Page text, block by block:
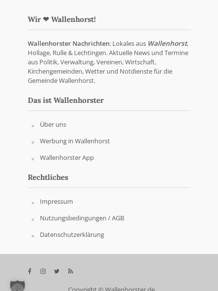
Wir ❤ Wallenhorst!
Wallenhorster Nachrichten: Lokales aus Wallenhorst,
Hollage, Rulle & Lechtingen. Aktuelle News und Termine
aus Politik, Verwaltung, Vereinen, Wirtschaft,
Kirchengemeinden, Wetter und Notdienste für die
Gemeinde Wallenhorst.
Das ist Wallenhorster
Über uns
Werbung in Wallenhorst
Wallenhorster App
Rechtliches
Impressum
Nutzungsbedingungen / AGB
Datenschutzerklärung